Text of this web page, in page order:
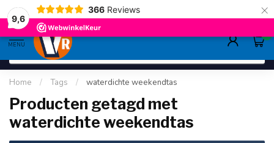
9,6
366 Reviews ×
deskundig adviessinds 1948 ruim
MENU
0
Home / Tags / waterdichte weekendtas
Producten getagd met
waterdichte weekendtas